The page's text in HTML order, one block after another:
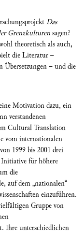
Das
Grenzkulturensagen?
theoretisch als auch,
die Literatur –
– und die
Motivation dazu, ein
verstandenen
Cultural Translation
vom internationalen
1999 bis 2001 drei
für höhere
die
auf dem „nationalen“
einzuführen.
Gruppe von
Ihre unterschiedlichen